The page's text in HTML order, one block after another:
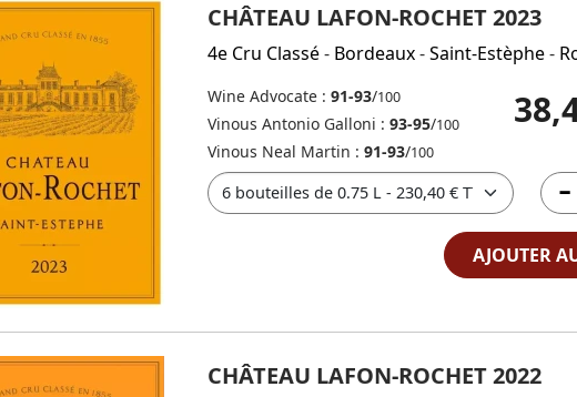
CHÂTEAU LAFON-ROCHET 2023
4e Cru Classé- Bordeaux-Saint-Estèphe-
Wine Advocate : 91-93/100
Vinous Antonio Galloni : 93-95/100
Vinous Neal Martin : 91-93/100
AJOUTER
CHÂTEAU LAFON-ROCHET 2022